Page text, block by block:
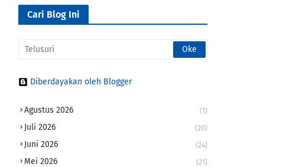
Cari Blog Ini
Diberdayakan oleh Blogger
Agustus 2026 (1)
Juli 2026 (20)
Juni 2026 (24)
Mei 2026 (21)